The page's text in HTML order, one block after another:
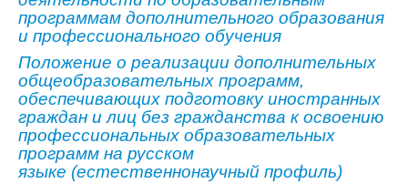
ЦЕНТР КОМПЕТЕНЦИЙ
НОВОСТИ
ОБРАЗОВАНИЕ
РАБОТА В УНИВЕРСИТЕТЕ
ЦКП АГРОТЕХНОЛОГИИ
НАЦИОНАЛЬНЫЕ ПРОЕКТЫ РОССИИ
программам дополнительного образования
и профессионального обучения
Положение о реализации дополнительных
общеобразовательных программ,
обеспечивающих подготовку иностранных
граждан и лиц без гражданства к освоению
профессиональных образовательных
программ на русском
языке (естественнонаучный профиль)